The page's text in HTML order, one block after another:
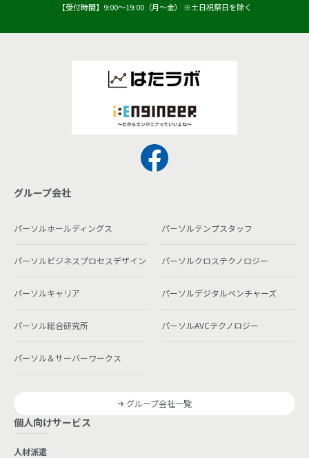
【受付時間】9:00〜19:00（月〜金） ※土日祝祭日を除く
グループ会社
パーソルホールディングス パーソルテンプスタッフ
パーソルビジネスプロセスデザイン パーソルクロステクノロジー
パーソルキャリア パーソルデジタルベンチャーズ
パーソル総合研究所 パーソルAVCテクノロジー
パーソル＆サーバーワークス
グループ会社一覧
個人向けサービス
人材派遣